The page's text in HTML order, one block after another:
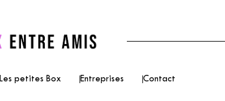
Les petites Box Entreprises Contact